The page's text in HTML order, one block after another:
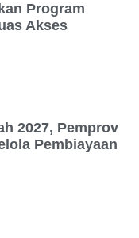
Program
Akses
2027, Pemprov
Pembiayaan